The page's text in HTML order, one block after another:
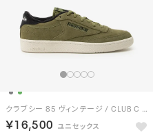
クラブシー 85 ヴィンテージ / CLUB C 85 VINTAGE （グリーン）
￥16,500